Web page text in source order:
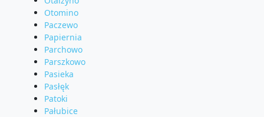
Otomino
Paczewo
Papiernia
Parchowo
Parszkowo
Pasieka
Pasłęk
Patoki
Pałubice